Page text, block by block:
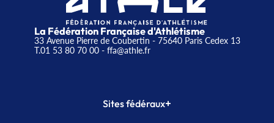
La Fédération Française d'Athlétisme
33 Avenue Pierre de Coubertin - 75640 Paris Cedex 13
T.01 53 80 70 00- ffa@athle.fr
Sites fédéraux+